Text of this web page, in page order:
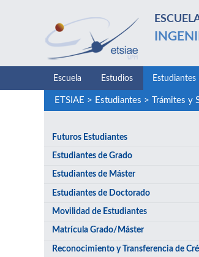
Escuela Estudios Estudiantes
ETSIAE > Estudiantes > Trámites y
Futuros Estudiantes
Estudiantes de Grado
Estudiantes de Máster
Estudiantes de Doctorado
Movilidad de Estudiantes
Matrícula Grado/Máster
Reconocimiento y Transferencia de